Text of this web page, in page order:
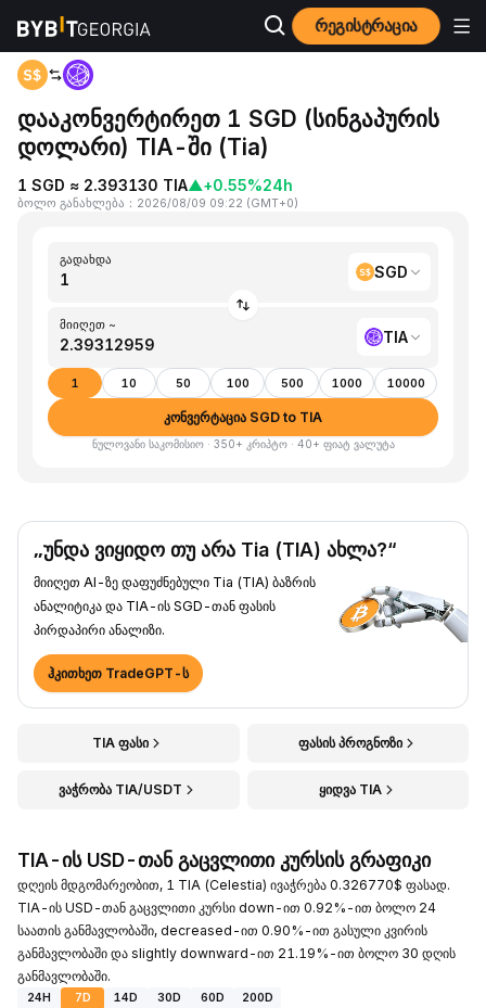
რეგისტრაცია
მთავარი გვერდი SGD to TIA
დააკონვერტირეთ 1 SGD (სინგაპურის
დოლარი) TIA-ში (Tia)
1 SGD ≈ 2.393130 TIA▲+0.55%24h
ბოლო განახლება ： 2026/08/09 09:22 (GMT+0)
გადახდა
SGD
მიიღეთ ~
TIA
1 10 50 100 500 1000 10000
კონვერტაცია SGD to TIA
ნულოვანი საკომისიო · 350+ კრიპტო · 40+ ფიატ ვალუტა
„უნდა ვიყიდო თუ არა Tia (TIA) ახლა?“
მიიღეთ AI-ზე დაფუძნებული Tia (TIA) ბაზრის
ანალიტიკა და TIA-ის SGD-თან ფასის
პირდაპირი ანალიზი.
ჰკითხეთ TradeGPT-ს
TIA ფასი ფასის პროგნოზი
ვაჭრობა TIA/USDT ყიდვა TIA
TIA-ის USD-თან გაცვლითი კურსის გრაფიკი
დღეის მდგომარეობით, 1 TIA (Celestia) ივაჭრება 0.326770$ ფასად.
TIA-ის USD-თან გაცვლითი კურსი down-ით 0.92%-ით ბოლო 24
საათის განმავლობაში, decreased-ით 0.90%-ით გასული კვირის
განმავლობაში და slightly downward-ით 21.19%-ით ბოლო 30 დღის
განმავლობაში.
24H 7D 14D 30D 60D
200D